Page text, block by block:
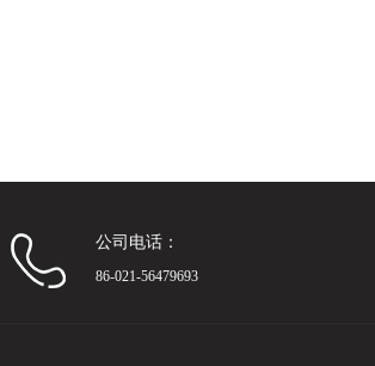
公司电话：
86-021-56479693